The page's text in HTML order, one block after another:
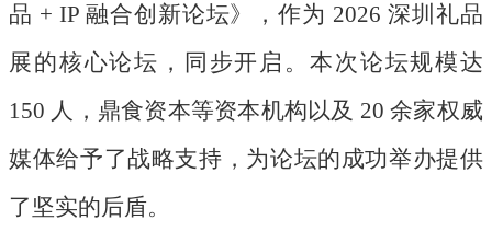
品 + IP 融合创新论坛》，作为 2026 深圳礼品
展的核心论坛，同步开启。本次论坛规模达
150 人，鼎食资本等资本机构以及 20 余家权威
媒体给予了战略支持，为论坛的成功举办提供
了坚实的后盾。